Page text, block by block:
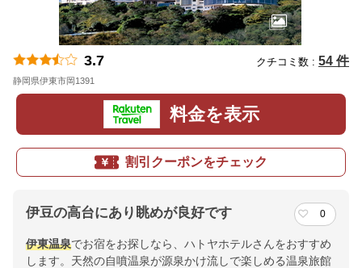
3.7 クチコミ数 : 54 件
静岡県伊東市岡1391
料金を表示
割引クーポンをチェック
伊豆の高台にあり眺めが良好です 0
伊東温泉でお宿をお探しなら、ハトヤホテルさんをおすすめ
します。天然の自噴温泉が源泉かけ流しで楽しめる温泉旅館